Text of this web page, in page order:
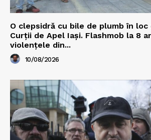
O clepsidră cu bile de plumb în
Curții de Apel Iași. Flashmob la 8
violențele din...
10/08/2026